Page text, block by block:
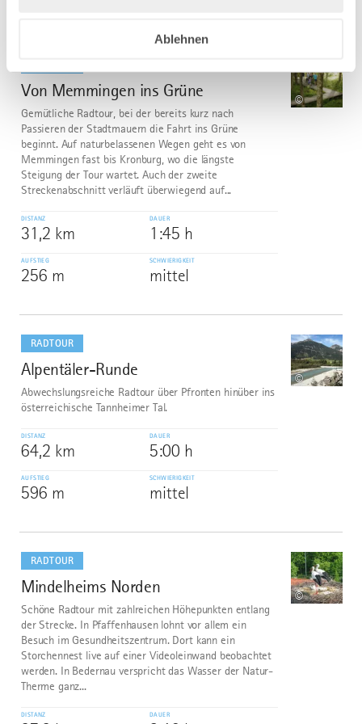
Ablehnen
4
Von Memmingen ins Grüne
©
Gemütliche Radtour, bei der bereits kurz nach
Passieren der Stadtmauern die Fahrt ins Grüne
beginnt. Auf naturbelassenen Wegen geht es von
Memmingen fast bis Kronburg, wo die längste
Steigung der Tour wartet. Auch der zweite
Streckenabschnitt verläuft überwiegend auf...
DISTANZ
31,2 km
DAUER
1:45 h
AUFSTIEG
256 m
SCHWIERIGKEIT
mittel
RADTOUR
5
Alpentäler-Runde
©
Abwechslungsreiche Radtour über Pfronten hinüber ins
österreichische Tannheimer Tal.
DISTANZ
64,2 km
DAUER
5:00 h
AUFSTIEG
596 m
SCHWIERIGKEIT
mittel
dazu
RADTOUR
6
Mindelheims Norden
©
Schöne Radtour mit zahlreichen Höhepunkten entlang
der Strecke. In Pfaffenhausen lohnt vor allem ein
Besuch im Gesundheitszentrum. Dort kann ein
Storchennest live auf einer Videoleinwand beobachtet
werden. In Bedernau verspricht das Wasser der Natur-
Therme ganz...
DISTANZ DAUER
dazu